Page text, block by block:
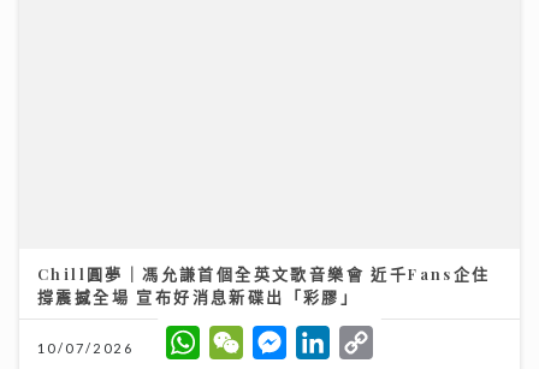
10/07/2026
W
h
W
e
M
e
L